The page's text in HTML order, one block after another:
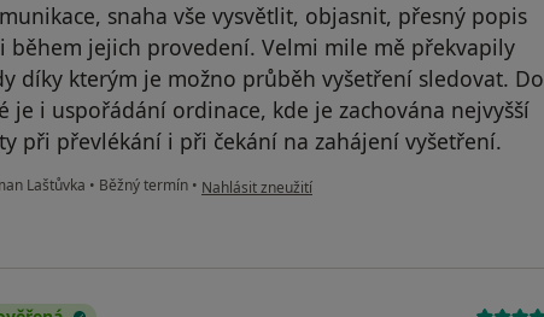
snaha vše vysvětlit, objasnit, přesný popis
během jejich provedení. Velmi mile mě překvapily
díky kterým je možno průběh vyšetření sledovat. Do
je i uspořádání ordinace, kde je zachována nejvyšší
při převlékání i při čekání na zahájení vyšetření.
Laštůvka • Běžný termín • podle názoru uživatele Jana P.
Nahlásit zneužití